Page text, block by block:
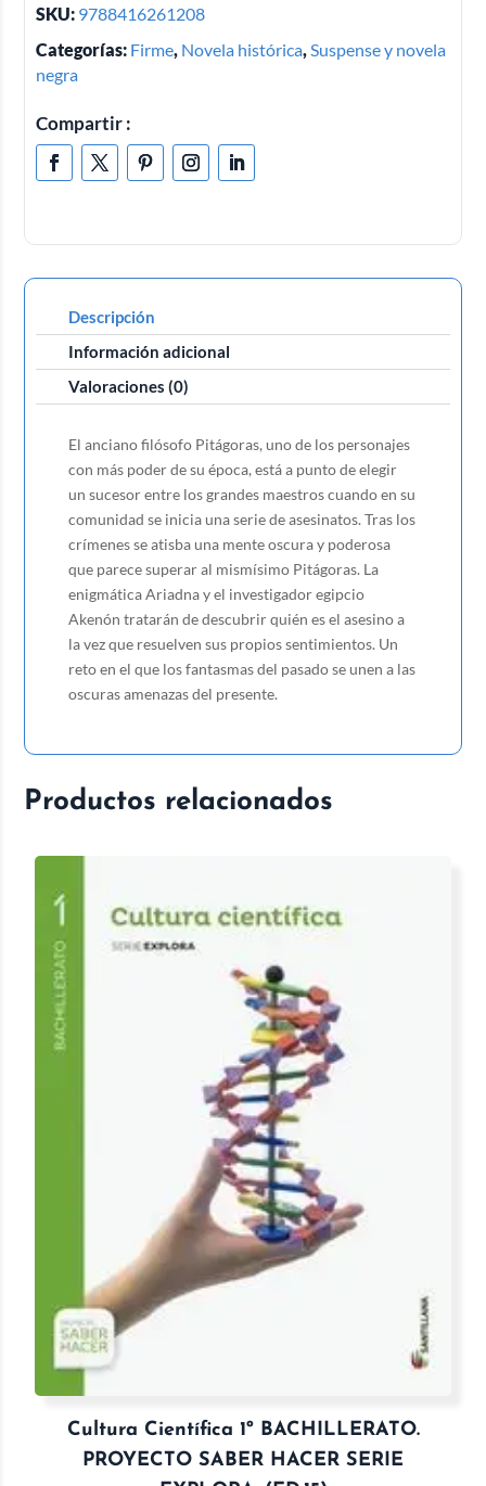
SKU: 9788416261208
Categorías: Firme, Novela histórica, Suspense y novela
negra
Compartir :
Descripción
Información adicional
Valoraciones (0)
El anciano filósofo Pitágoras, uno de los personajes
con más poder de su época, está a punto de elegir
un sucesor entre los grandes maestros cuando en su
comunidad se inicia una serie de asesinatos. Tras los
crímenes se atisba una mente oscura y poderosa
que parece superar al mismísimo Pitágoras. La
enigmática Ariadna y el investigador egipcio
Akenón tratarán de descubrir quién es el asesino a
la vez que resuelven sus propios sentimientos. Un
reto en el que los fantasmas del pasado se unen a las
oscuras amenazas del presente.
Productos relacionados
Cultura Científica 1º BACHILLERATO.
PROYECTO SABER HACER SERIE